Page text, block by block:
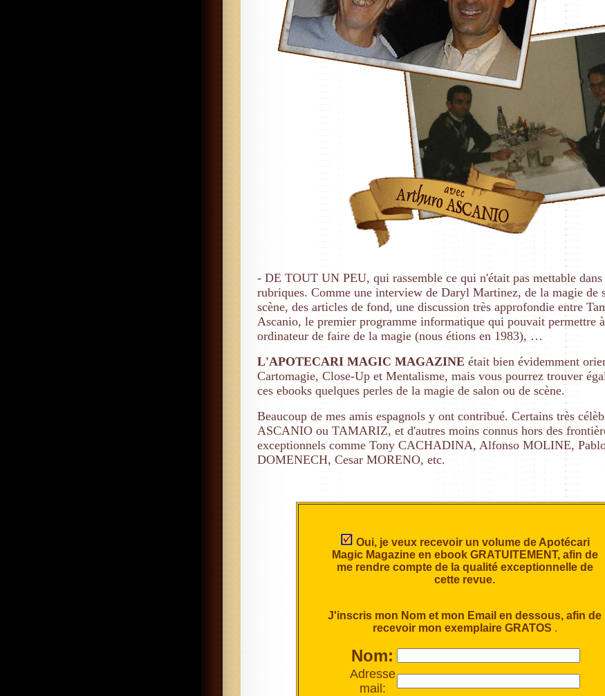
- DE TOUT UN PEU, qui rassemble ce qui n'était pas mettable dans
rubriques. Comme une interview de Daryl Martinez, de la magie de
scène, des articles de fond, une discussion très approfondie entre
Ascanio, le premier programme informatique qui pouvait permettre
ordinateur de faire de la magie (nous étions en 1983), …
L'APOTECARI MAGIC MAGAZINE était bien évidemment
Cartomagie, Close-Up et Mentalisme, mais vous pourrez trouver
ces ebooks quelques perles de la magie de salon ou de scène.
Beaucoup de mes amis espagnols y ont contribué. Certains très
ASCANIO ou TAMARIZ, et d'autres moins connus hors des
exceptionnels comme Tony CACHADINA, Alfonso MOLINE,
DOMENECH, Cesar MORENO, etc.
Oui, je veux recevoir un volume de Apotécari
Magic Magazine en ebook GRATUITEMENT, afin de
me rendre compte de la qualité exceptionnelle de
cette revue.
J'inscris mon Nom et mon Email en dessous, afin de
recevoir mon exemplaire GRATOS .
Nom:
Adresse
mail: